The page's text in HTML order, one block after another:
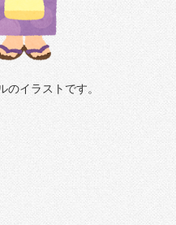
のイラストです。